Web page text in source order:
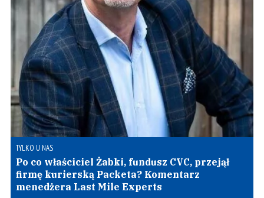
TYLKO U NAS
Po co właściciel Żabki, fundusz CVC, przejął
firmę kurierską Packeta? Komentarz
menedżera Last Mile Experts